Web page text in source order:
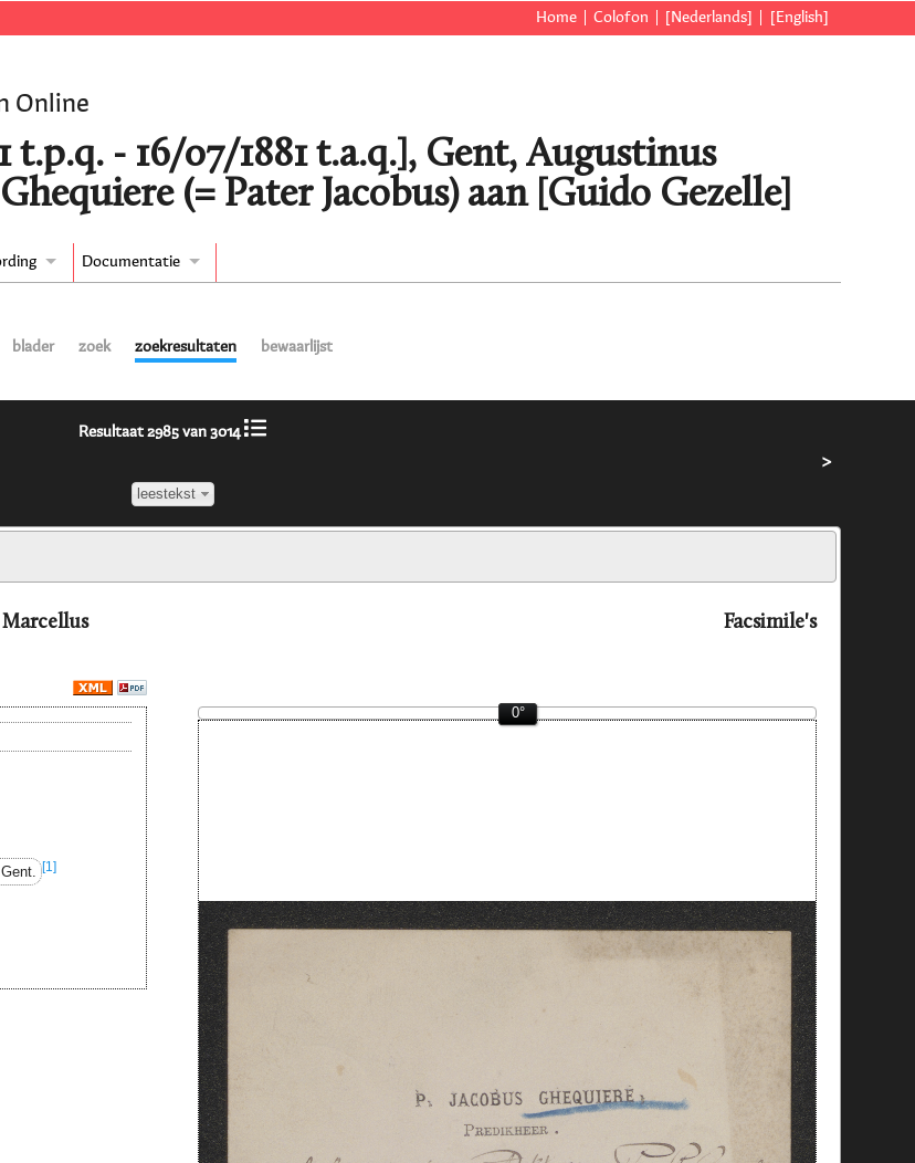
Home Colofon [Nederlands] [English]
Online
t.p.q. - 16/07/1881 t.a.q.], Gent, Augustinus
(= Pater Jacobus) aan [Guido Gezelle]
Documentatie
blader zoek zoekresultaten bewaarlijst
Resultaat 2985 van 3014
leestekst
>
Marcellus
Facsimile's
[1]
0°